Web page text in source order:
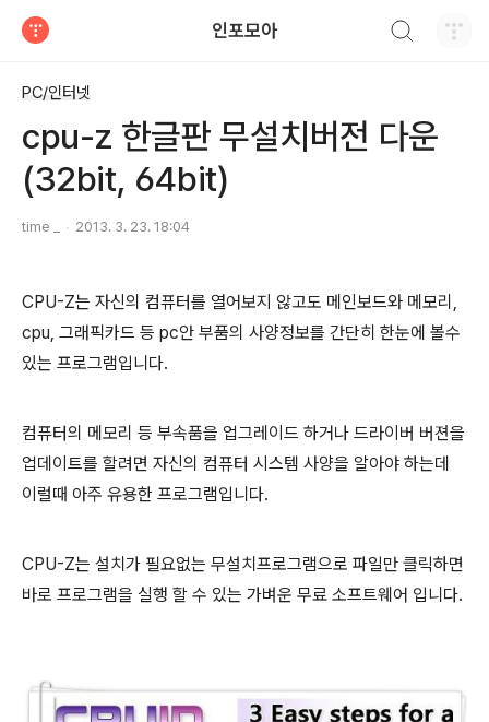
인포모아
PC/인터넷
cpu-z 한글판 무설치버전 다운
(32bit, 64bit)
time _ 2013. 3. 23. 18:04
CPU-Z는 자신의 컴퓨터를 열어보지 않고도 메인보드와 메모리,
cpu, 그래픽카드 등 pc안 부품의 사양정보를 간단히 한눈에 볼수
있는 프로그램입니다.
컴퓨터의 메모리 등 부속품을 업그레이드 하거나 드라이버 버젼을
업데이트를 할려면 자신의 컴퓨터 시스템 사양을 알아야 하는데
이럴때 아주 유용한 프로그램입니다.
CPU-Z는 설치가 필요없는 무설치프로그램으로 파일만 클릭하면
바로 프로그램을 실행 할 수 있는 가벼운 무료 소프트웨어 입니다.